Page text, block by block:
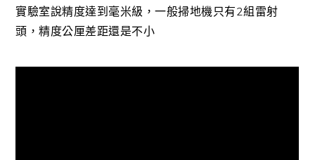
實驗室說精度達到毫米級，一般掃地機只有2組雷射
頭，精度公厘差距還是不小